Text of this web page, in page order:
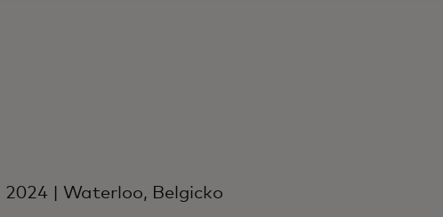
2024 | Waterloo, Belgicko